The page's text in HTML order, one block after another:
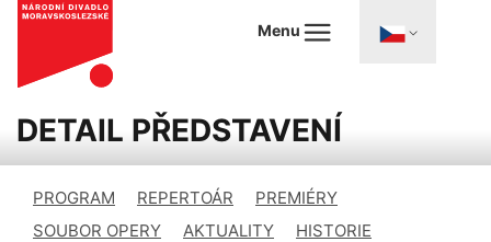
Menu
DETAIL PŘEDSTAVENÍ
PROGRAM REPERTOÁR
PREMIÉRY
SOUBOR OPERY
AKTUALITY
HISTORIE